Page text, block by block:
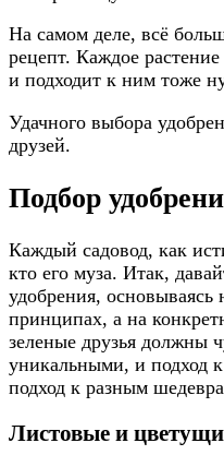
На самом деле, всё
рецепт. Каждое
и подходит к ним тоже
Удачного выбора
друзей.
Подбор
Каждый садовод, как
кто его муза. Итак,
удобрения, основываясь
принципах, а на
зеленые друзья должны
уникальными, и подход
подход к разным
Листовые и